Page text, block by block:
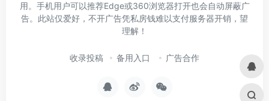
用。手机用户可以推荐Edge或360浏览器打开也会自动屏蔽广
告。此站仅爱好，不开广告凭私房钱难以支付服务器开销，望
理解！
收录投稿 备用入口 广告合作